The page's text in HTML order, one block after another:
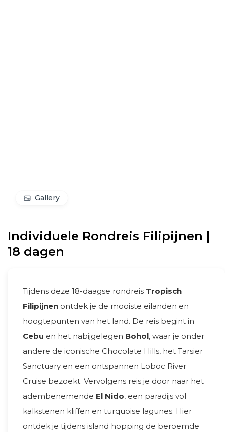
Gallery
Individuele Rondreis Filipijnen |
18 dagen
Tijdens deze 18-daagse rondreis Tropisch
Filipijnen ontdek je de mooiste eilanden en
hoogtepunten van het land. De reis begint in
Cebu en het nabijgelegen Bohol, waar je onder
andere de iconische Chocolate Hills, het Tarsier
Sanctuary en een ontspannen Loboc River
Cruise bezoekt. Vervolgens reis je door naar het
adembenemende El Nido, een paradijs vol
kalkstenen kliffen en turquoise lagunes. Hier
ontdek je tijdens island hopping de beroemde